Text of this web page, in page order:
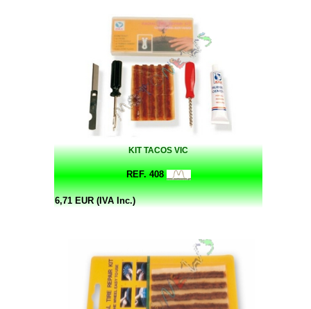
KIT TACOS VIC
REF. 408
6,71 EUR (IVA Inc.)